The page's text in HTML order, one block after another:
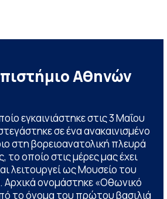
Αθηνών
εγκαινιάστηκε στις 3 Μαΐου
σε ένα ανακαινισμένο
στη βορειοανατολική πλευρά
το οποίο στις μέρες μας έχει
λειτουργεί ως Μουσείο του
Αρχικά ονομάστηκε «Οθωνικό
το όνομα του πρώτου βασιλιά